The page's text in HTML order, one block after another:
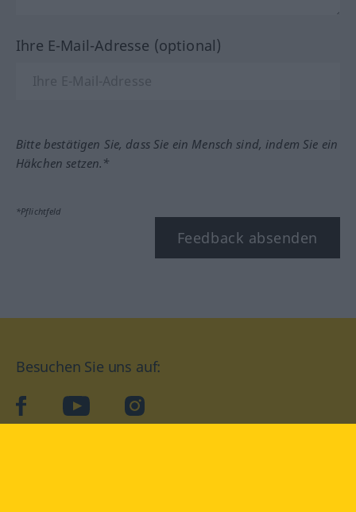
Ihre E-Mail-Adresse (optional)
Bitte bestätigen Sie, dass Sie ein Mensch sind, indem Sie ein
Häkchen setzen.*
*Pflichtfeld
Feedback absenden
Besuchen Sie uns auf:
facebookYouTube Instagram